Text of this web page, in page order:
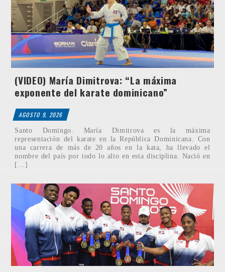
(VIDEO) María Dimitrova: “La máxima
exponente del karate dominicano”
AGOSTO 9, 2026
Santo Domingo. María Dimitrova es la máxima
representación del karate en la República Dominicana. Con
una carrera de más de 20 años en la kata, ha llevado el
nombre del país por todo lo alto en esta disciplina. Nació en
[…]